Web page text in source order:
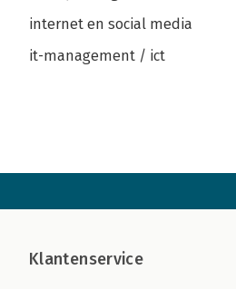
internet en social media
it-management / ict
Klantenservice